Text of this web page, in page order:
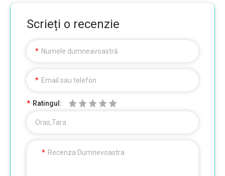
Scrieți o recenzie
Numele dumneavoastră
Email sau telefon
Ratingul:
Oras,Tara
Recenza Dumnevoastra